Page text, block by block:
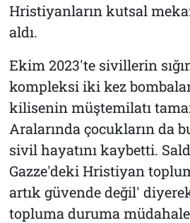
Hristiyanların kutsal
aldı.
Ekim 2023'te sivillerin
kompleksi iki kez
kilisenin müştemilatı
Aralarında çocukların da
sivil hayatını kaybetti.
Gazze'deki Hristiyan
artık güvende değil'
topluma duruma müdahale